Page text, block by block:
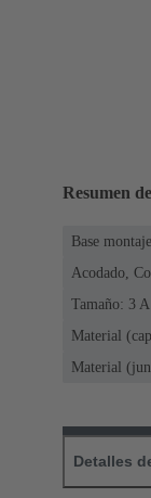
Resumen
Base
Acodado,
Tamaño: 3 A
Material
Material
Detalles